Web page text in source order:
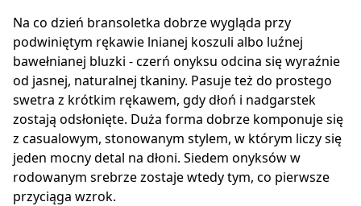
Na co dzień bransoletka dobrze wygląda przy
podwiniętym rękawie lnianej koszuli albo luźnej
bawełnianej bluzki - czerń onyksu odcina się wyraźnie
od jasnej, naturalnej tkaniny. Pasuje też do prostego
swetra z krótkim rękawem, gdy dłoń i nadgarstek
zostają odsłonięte. Duża forma dobrze komponuje się
z casualowym, stonowanym stylem, w którym liczy się
jeden mocny detal na dłoni. Siedem onyksów w
rodowanym srebrze zostaje wtedy tym, co pierwsze
przyciąga wzrok.